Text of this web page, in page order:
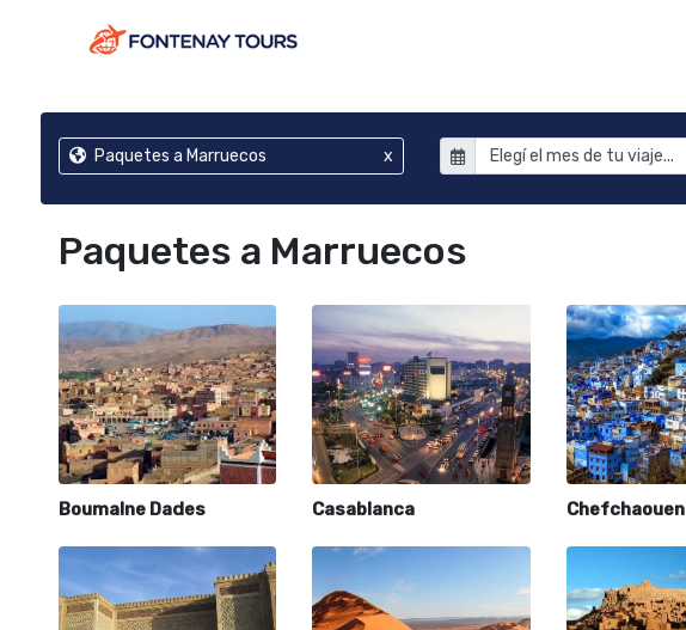
Paquetes a Marruecos x
Paquetes a Marruecos
Boumalne Dades Casablanca Chefchaouen